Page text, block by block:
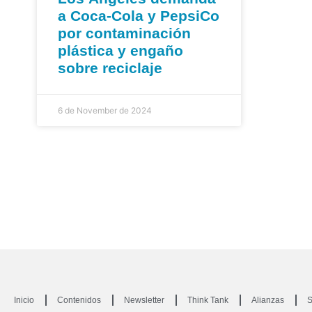
a Coca-Cola y PepsiCo
por contaminación
plástica y engaño
sobre reciclaje
6 de November de 2024
Inicio Contenidos Newsletter Think Tank Alianzas